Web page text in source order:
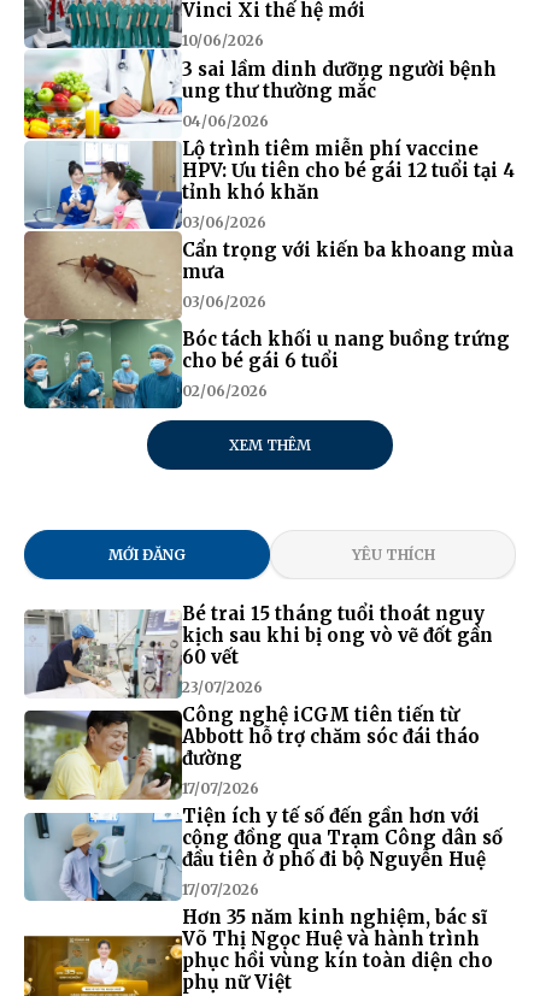
Vinci Xi thế hệ mới
10/06/2026
3 sai lầm dinh dưỡng người bệnh
ung thư thường mắc
04/06/2026
Lộ trình tiêm miễn phí vaccine
HPV: Ưu tiên cho bé gái 12 tuổi tại 4
tỉnh khó khăn
03/06/2026
Cẩn trọng với kiến ba khoang mùa
mưa
03/06/2026
Bóc tách khối u nang buồng trứng
cho bé gái 6 tuổi
02/06/2026
XEM THÊM
MỚI ĐĂNG YÊU THÍCH
Bé trai 15 tháng tuổi thoát nguy
kịch sau khi bị ong vò vẽ đốt gần
60 vết
23/07/2026
Công nghệ iCGM tiên tiến từ
Abbott hỗ trợ chăm sóc đái tháo
đường
17/07/2026
Tiện ích y tế số đến gần hơn với
cộng đồng qua Trạm Công dân số
đầu tiên ở phố đi bộ Nguyễn Huệ
17/07/2026
Hơn 35 năm kinh nghiệm, bác sĩ
Võ Thị Ngọc Huệ và hành trình
phục hồi vùng kín toàn diện cho
phụ nữ Việt